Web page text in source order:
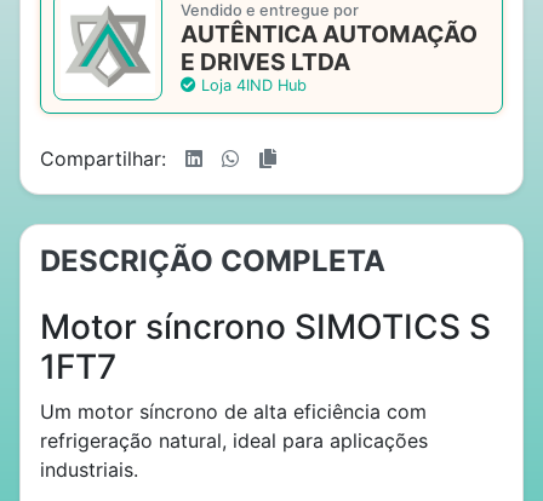
Vendido e entregue por
AUTÊNTICA AUTOMAÇÃO
E DRIVES LTDA
Loja 4IND Hub
Compartilhar:
DESCRIÇÃO COMPLETA
Motor síncrono SIMOTICS S
1FT7
Um motor síncrono de alta eficiência com
refrigeração natural, ideal para aplicações
industriais.